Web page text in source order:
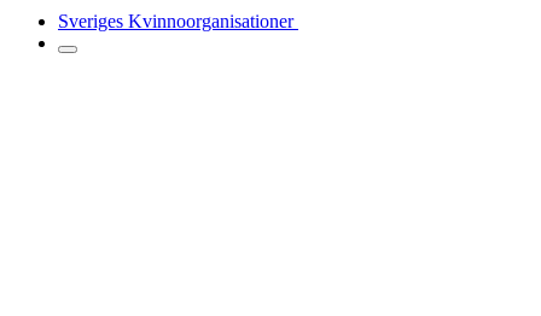
Sveriges Kvinnoorganisationer